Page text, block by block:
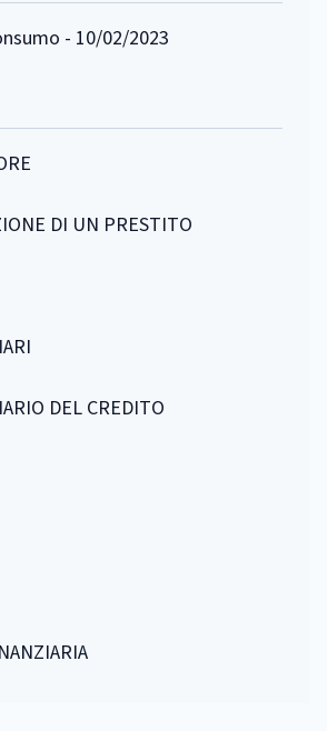
- 10/02/2023
DI UN PRESTITO
DEL CREDITO